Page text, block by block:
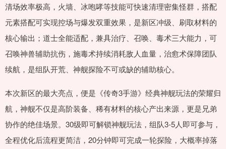
清场效率极高，火墙、冰咆哮等技能可快速清理密集怪群，搭配
元素搭配可实现控场与爆发双重效果，是新区冲级、刷取材料的
核心输出；道士全能适配，兼具治疗、召唤、毒术三大能力，可
召唤神兽辅助抗伤，施毒术持续消耗敌人血量，治愈术保障团队
续航，是组队开荒、神舰探险不可或缺的辅助核心。
本次新区的最大亮点，便是《传奇3手游》经典神舰玩法的荣耀归
航，神舰不仅是高阶装备、稀有材料的核心产出来源，更是兄弟
协作的绝佳场景。30级即可解锁神舰玩法，组队3-5人即可参与，
全程优化后流程更简洁，20分钟即可完成一轮探险，大概率掉落